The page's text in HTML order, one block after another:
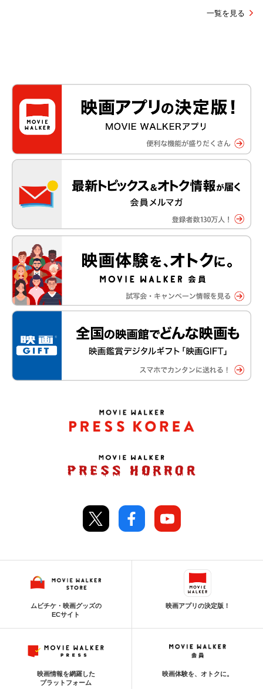
一覧を見る
ムビチケ・映画グッズの
ECサイト
映画アプリの決定版！
映画情報を網羅した
プラットフォーム
映画体験を、オトクに。